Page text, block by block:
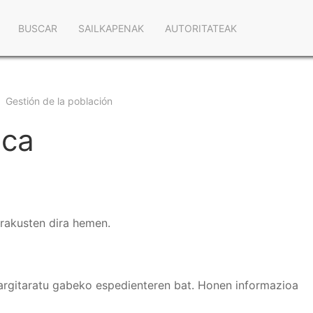
BUSCAR SAILKAPENAK AUTORITATEAK
Gestión de la población
dira hemen.
gabeko espedienteren bat. Honen informazioa